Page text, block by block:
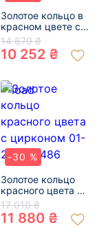
Золотое кольцо в
красном цвете с
цирконом 01-
200092363
14 679 ₴
10 252 ₴
-30 %
Золотое кольцо
красного цвета с
цирконом 01-
200018486
17 010 ₴
11 880 ₴